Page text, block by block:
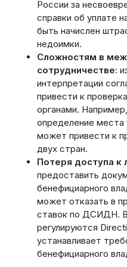
России за
справки об уплате
быть начислен
недоимки.
Сложностям в
сотрудничестве:
интерпретации
привести к
органами.
определение места
может привести к
двух стран.
Потеря доступа к
предоставить
бенефициарного
может отказать в
ставок по ДСИДН. В
регулируются
устанавливает
бенефициарного